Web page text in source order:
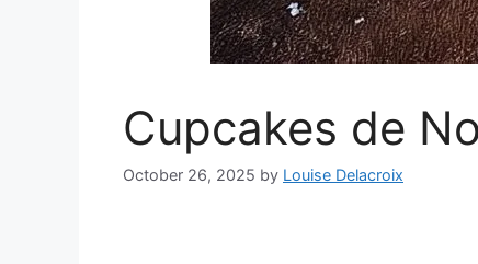
Cupcakes de
October 26, 2025 by Louise Delacroix